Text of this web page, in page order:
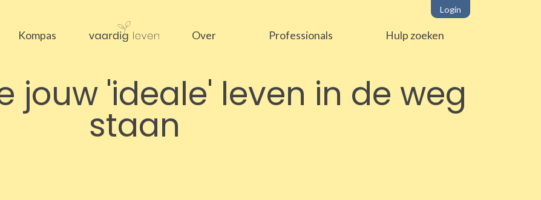
Login
Kompas Over Professionals Hulp zoeken
jouw 'ideale' leven in de weg
staan